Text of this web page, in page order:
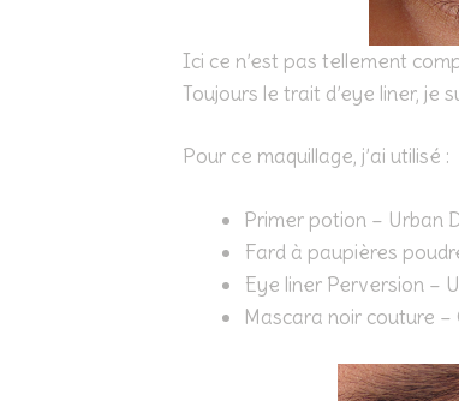
Ici ce n’est pas tellement
Toujours le trait d’eye liner, je
Pour ce maquillage, j’ai utilisé :
Primer potion – Urban
Fard à paupières
Eye liner Perversion –
Mascara noir couture –